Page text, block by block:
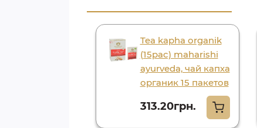
Tea kapha organik
(15pac) maharishi
ayurveda, чай капха
органик 15 пакетов
313.20грн.